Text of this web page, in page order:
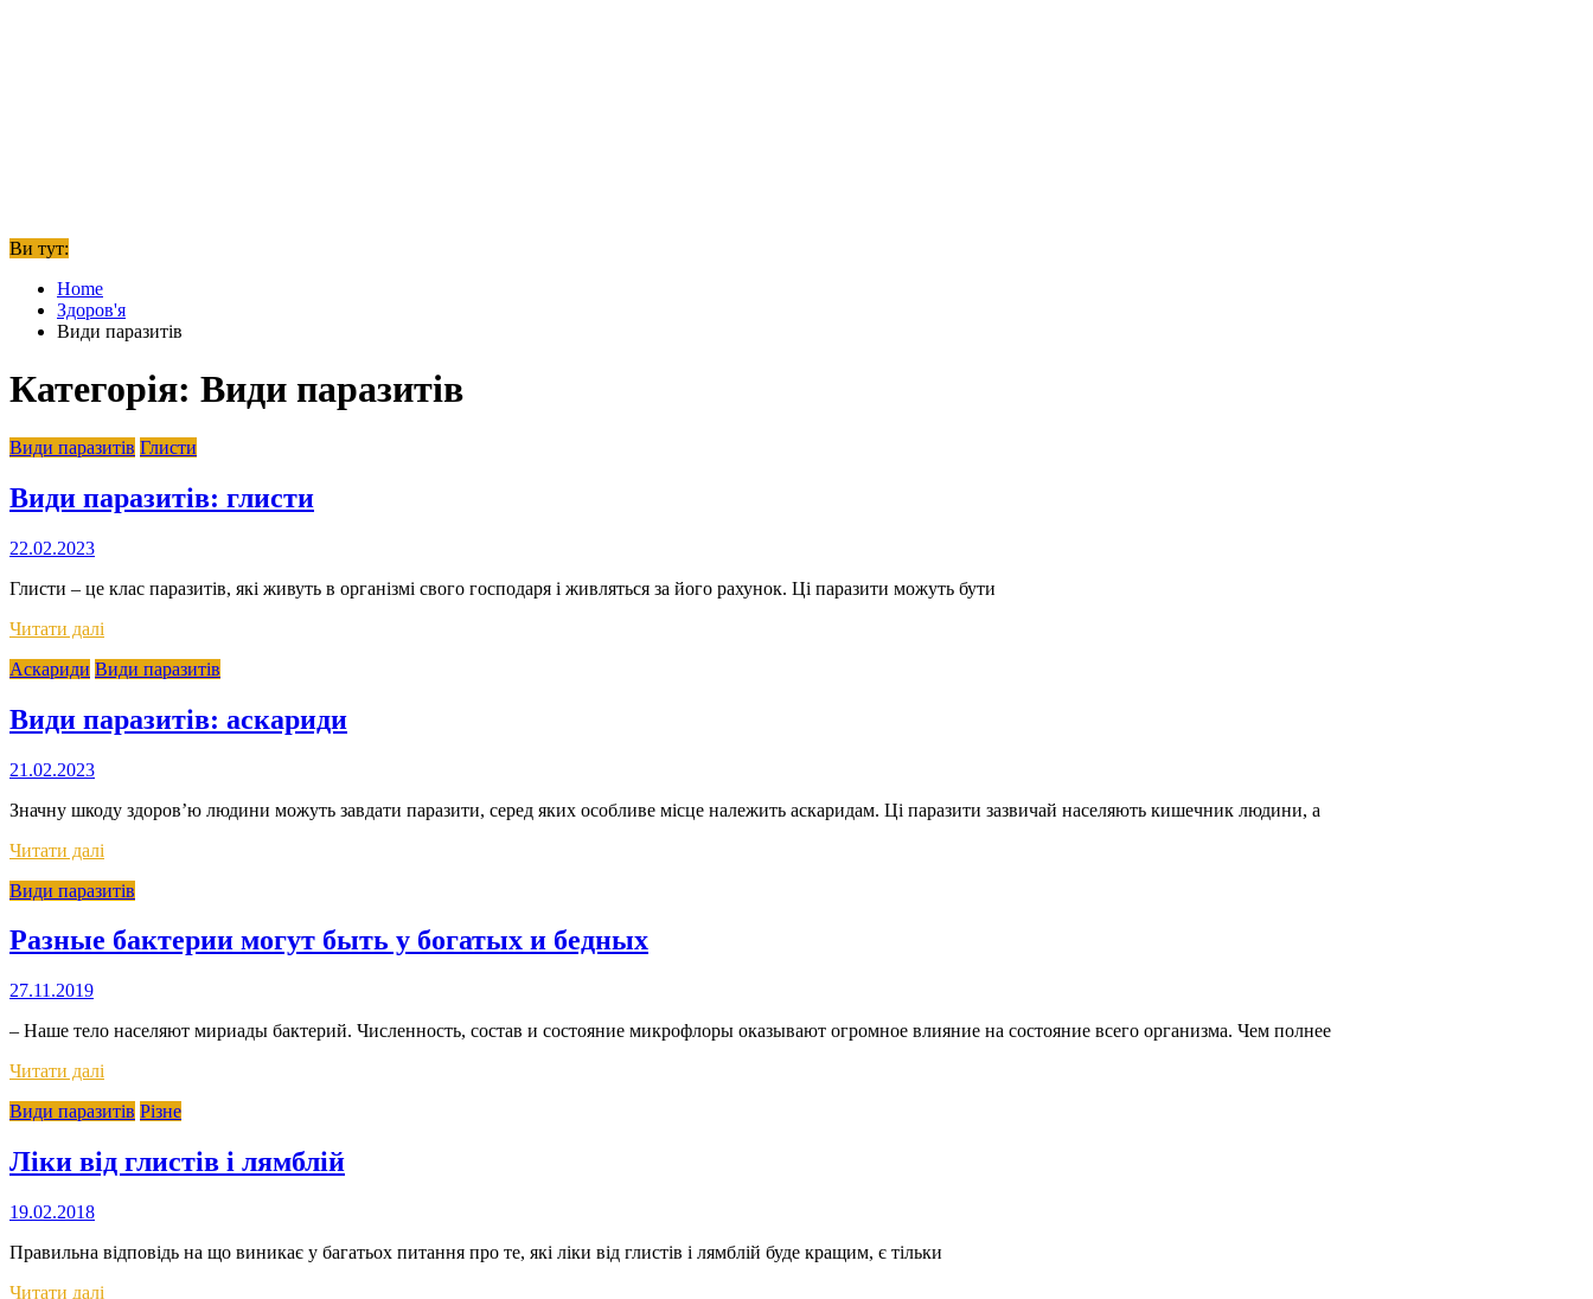
Ви тут:
Home
Здоров'я
Види паразитів
Категорія: Види паразитів
Види паразитів Глисти
Види паразитів: глисти
22.02.2023
Глисти – це клас паразитів, які живуть в організмі свого господаря і живляться за його рахунок. Ці паразити можуть бути
Читати далі
Аскариди Види паразитів
Види паразитів: аскариди
21.02.2023
Значну шкоду здоров’ю людини можуть завдати паразити, серед яких особливе місце належить аскаридам. Ці паразити зазвичай населяють кишечник людини, а
Читати далі
Види паразитів
Разные бактерии могут быть у богатых и бедных
27.11.2019
– Наше тело населяют мириады бактерий. Численность, состав и состояние микрофлоры оказывают огромное влияние на состояние всего организма. Чем полнее
Читати далі
Види паразитів Різне
Ліки від глистів і лямблій
19.02.2018
Правильна відповідь на що виникає у багатьох питання про те, які ліки від глистів і лямблій буде кращим, є тільки
Читати далі